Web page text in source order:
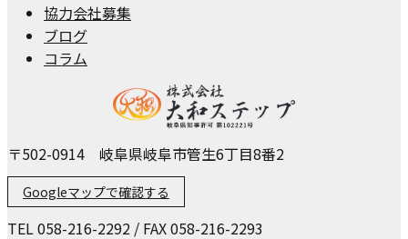
協力会社募集
ブログ
コラム
〒502-0914 岐阜県岐阜市管生6丁目8番2
Googleマップで確認する
TEL 058-216-2292 / FAX 058-216-2293